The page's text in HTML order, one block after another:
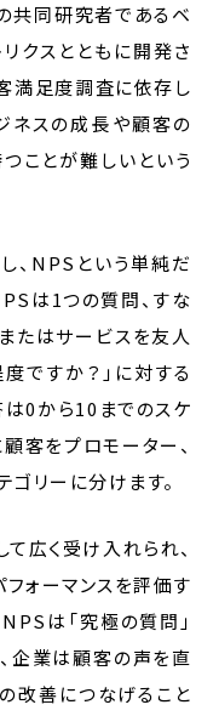
共同研究者であるベ
リクスとともに開発さ
満足度調査に依存し
ネスの成長や顧客の
ことが難しいという
、NPSという単純だ
は1つの質問、すな
たはサービスを友人
ですか？」に対する
0から10までのスケ
客をプロモーター、
ゴリーに分けます。
広く受け入れられ、
ォーマンスを評価す
は「究極の質問」
企業は顧客の声を直
改善につなげること